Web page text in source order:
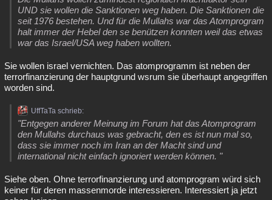
UND sie wollen die Sanktionen weg haben. Die Sanktionen die
seit 1976 bestehen. Und für die Mullahs war das Atomprogram
halt immer der Hebel den se benützen konnten weil das etwas
war das Israel/USA weg haben wollten.
Sie wollen israel vernichten. Das atomprogramm ist neben der
terrorfinanzierung der hauptgrund wsrum sie überhaupt angegriffen
worden sind.
UffTaTa schrieb:
"Entgegen anderer Meinung im Forum hat das Atomprogram
den Mullahs durchaus was gebracht, den es ist nun mal so,
dass sie immer noch im Iran an der Macht sind und
international nicht einfach ignoriert werden können. "
Siehe oben. Ohne terrorfinanzierung und atomprogram würd sich
keiner für deren massenmorde interessieren. Interessiert ja jetzt